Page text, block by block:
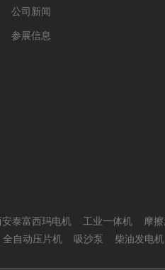
公司新闻
参展信息
泰富西玛电机 工业一体机 摩
全自动压片机 吸沙泵 柴油发电机